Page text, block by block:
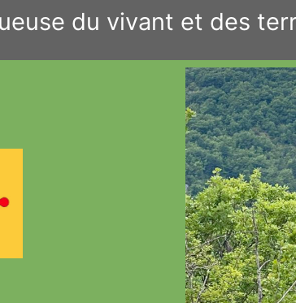
du vivant et des